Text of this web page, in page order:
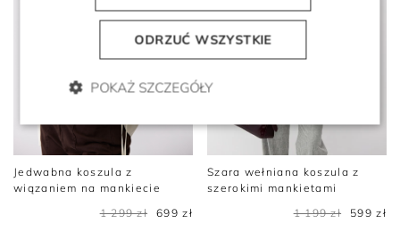
Jedwabna koszula z
wiązaniem na mankiecie
1 299 zł
699 zł
Szara wełniana koszula z
szerokimi mankietami
1 199 zł
599 zł
ODRZUĆ WSZYSTKIE
POKAŻ SZCZEGÓŁY